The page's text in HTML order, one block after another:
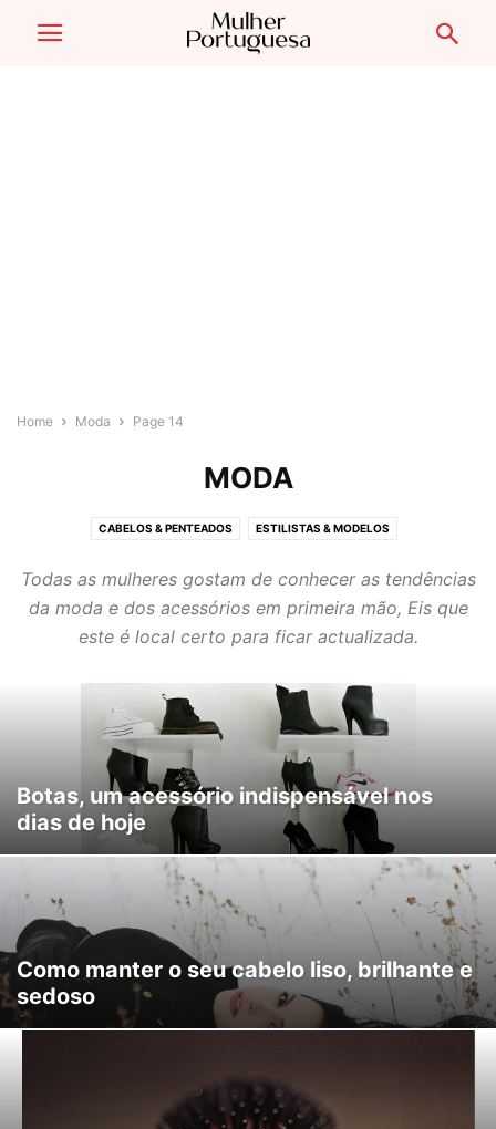
Home Moda Page 14
MODA
CABELOS & PENTEADOS ESTILISTAS & MODELOS
PERFUMES & COSMÉTICA ÚLTIMAS TENDÊNCIAS
Todas as mulheres gostam de conhecer as tendências
da moda e dos acessórios em primeira mão, Eis que
este é local certo para ficar actualizada.
Botas, um acessório indispensável nos
dias de hoje
Como manter o seu cabelo liso, brilhante e
sedoso